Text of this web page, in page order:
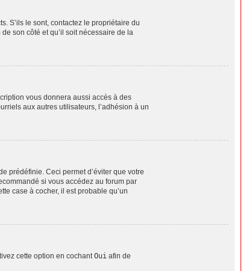
S’ils le sont, contactez le propriétaire du
son côté et qu’il soit nécessaire de la
vous donnera aussi accès à des
aux autres utilisateurs, l’adhésion à un
prédéfinie. Ceci permet d’éviter que votre
si vous accédez au forum par
case à cocher, il est probable qu’un
cette option en cochant Oui afin de